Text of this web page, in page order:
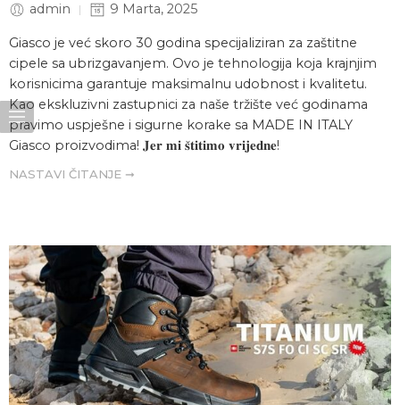
admin 9 Marta, 2025
Giasco je već skoro 30 godina specijaliziran za zaštitne
cipele sa ubrizgavanjem. Ovo je tehnologija koja krajnjim
korisnicima garantuje maksimalnu udobnost i kvalitetu.
Kao ekskluzivni zastupnici za naše tržište već godinama
pravimo uspješne i sigurne korake sa MADE IN ITALY
Giasco proizvodima! 𝐉𝐞𝐫 𝐦𝐢 𝐬̌𝐭𝐢𝐭𝐢𝐦𝐨 𝐯𝐫𝐢𝐣𝐞𝐝𝐧𝐞!
NASTAVI ČITANJE ➞